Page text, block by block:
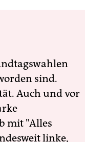
sind.
Auch und vor
mit "Alles
linke,